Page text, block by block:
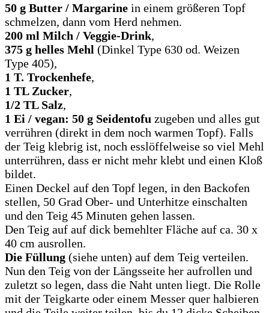
50 g Butter / Margarine in einem größeren Topf
schmelzen, dann vom Herd nehmen.
200 ml Milch / Veggie-Drink,
375 g helles Mehl (Dinkel Type 630 od. Weizen
Type 405),
1 T. Trockenhefe,
1 TL Zucker,
1/2 TL Salz,
1 Ei / vegan: 50 g Seidentofu zugeben und alles gut
verrühren (direkt in dem noch warmen Topf). Falls
der Teig klebrig ist, noch esslöffelweise so viel Mehl
unterrühren, dass er nicht mehr klebt und einen Kloß
bildet.
Einen Deckel auf den Topf legen, in den Backofen
stellen, 50 Grad Ober- und Unterhitze einschalten
und den Teig 45 Minuten gehen lassen.
Den Teig auf auf dick bemehlter Fläche auf ca. 30 x
40 cm ausrollen.
Die Füllung (siehe unten) auf dem Teig verteilen.
Nun den Teig von der Längsseite her aufrollen und
zuletzt so legen, dass die Naht unten liegt. Die Rolle
mit der Teigkarte oder einem Messer quer halbieren